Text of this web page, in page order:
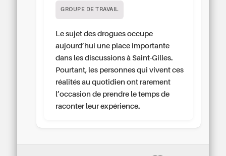
GROUPE DE TRAVAIL
Le sujet des drogues occupe
aujourd’hui une place importante
dans les discussions à Saint-Gilles.
Pourtant, les personnes qui vivent ces
réalités au quotidien ont rarement
l’occasion de prendre le temps de
raconter leur expérience.